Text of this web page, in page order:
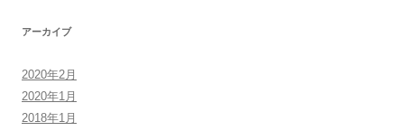
アーカイブ
2020年2月
2020年1月
2018年1月